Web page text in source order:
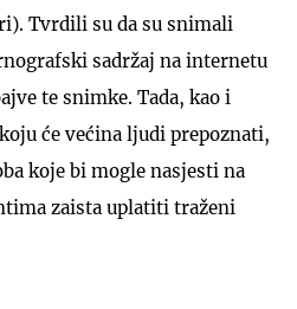
Tvrdili su da su snimali
sadržaj na internetu
te snimke. Tada, kao i
će većina ljudi prepoznati,
koje bi mogle nasjesti na
zaista uplatiti traženi